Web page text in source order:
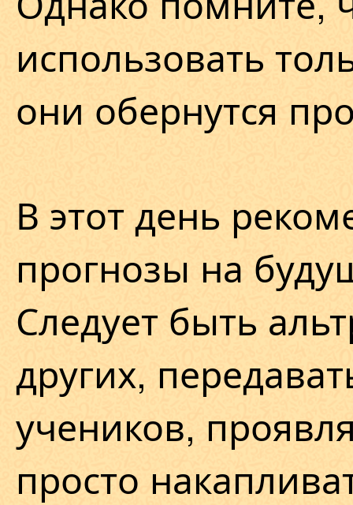
использовать
они обернутся
В этот день
прогнозы на
Следует быть
других,
учеников,
просто